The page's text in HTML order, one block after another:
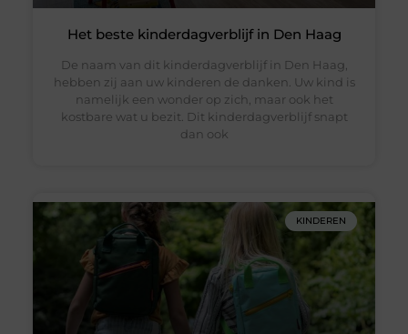
Het beste kinderdagverblijf in Den Haag
De naam van dit kinderdagverblijf in Den Haag,
hebben zij aan uw kinderen de danken. Uw kind is
namelijk een wonder op zich, maar ook het
kostbare wat u bezit. Dit kinderdagverblijf snapt
dan ook
KINDEREN